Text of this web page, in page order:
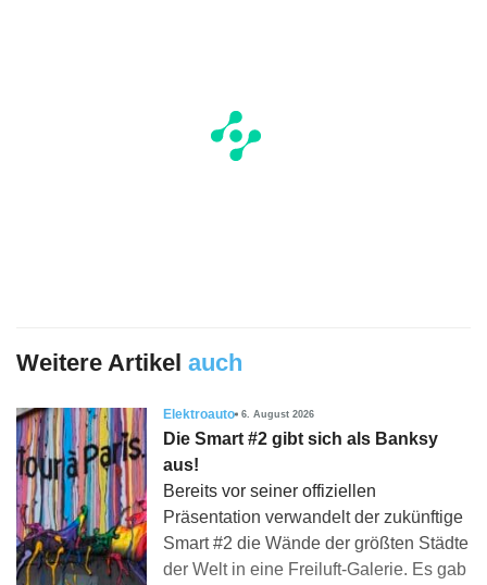
Weitere Artikel auch
Elektroauto 6. August 2026
Die Smart #2 gibt sich als Banksy
aus!
Bereits vor seiner offiziellen
Präsentation verwandelt der zukünftige
Smart #2 die Wände der größten Städte
der Welt in eine Freiluft-Galerie. Es gab